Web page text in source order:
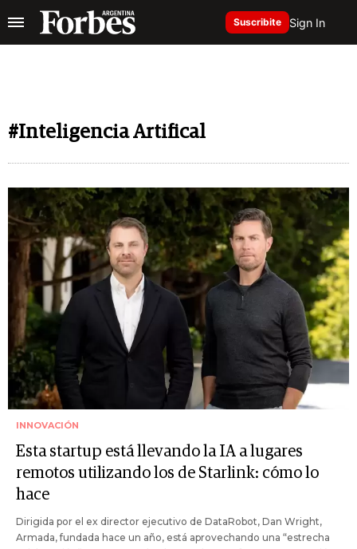
Suscribite Sign In
#Inteligencia Artifical
INNOVACIÓN
Esta startup está llevando la IA a lugares
remotos utilizando los de Starlink: cómo lo
hace
Dirigida por el ex director ejecutivo de DataRobot, Dan Wright,
Armada, fundada hace un año, está aprovechando una “estrecha